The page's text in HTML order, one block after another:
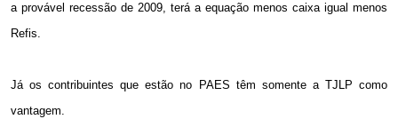
a provável recessão de 2009, terá a equação menos caixa igual menos
Refis.
Já os contribuintes que estão no PAES têm somente a TJLP como
vantagem.